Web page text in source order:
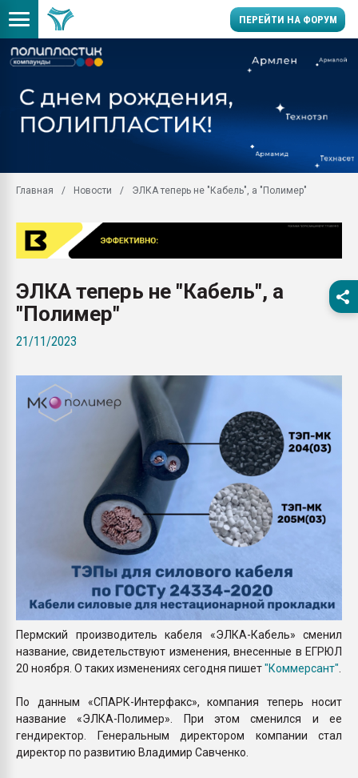
ПЕРЕЙТИ НА ФОРУМ
заводу пластмасс"
Помощь в подборе
Вакуум-формовочные
первый план в
пластмасс
ПЕРЕЙТИ НА
Главная Новости ЭЛКА теперь не "Кабель", а "Полимер"
ЭЛКА теперь не "Кабель", а
"Полимер"
21/11/2023
Пермский производитель кабеля «ЭЛКА-Кабель» сменил
название, свидетельствуют изменения, внесенные в ЕГРЮЛ
20 ноября. О таких изменениях сегодня пишет"Коммерсант"
По данным «СПАРК-Интерфакс», компания теперь носит
название «ЭЛКА-Полимер». При этом сменился и ее
гендиректор. Генеральным директором компании стал
директор по развитию Владимир Савченко.